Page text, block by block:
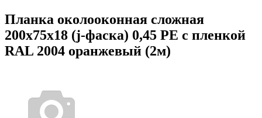
Планка околооконная сложная
200х75х18 (j-фаска) 0,45 PE с пленкой
RAL 2004 оранжевый (2м)